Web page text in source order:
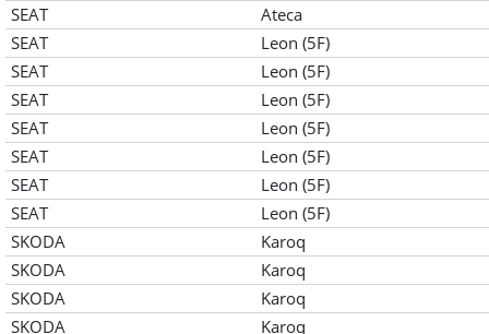
SEAT
Ateca
SEAT
Leon (5F)
SEAT
Leon (5F)
SEAT
Leon (5F)
SEAT
Leon (5F)
SEAT
Leon (5F)
SEAT
Leon (5F)
SEAT
Leon (5F)
SKODA
Karoq
SKODA
Karoq
SKODA
Karoq
SKODA
Karoq